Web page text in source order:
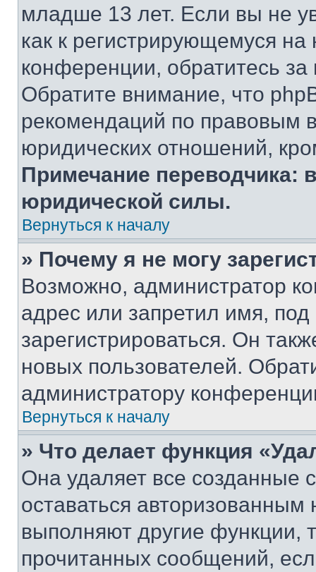
младше 13 лет. Если вы не
как к регистрирующемуся
конференции, обратитесь
Обратите внимание, что
рекомендаций по правовым
юридических отношений,
Примечание переводчика:
юридической силы.
Вернуться к началу
» Почему я не могу
Возможно, администратор
адрес или запретил имя,
зарегистрироваться. Он
новых пользователей.
администратору
Вернуться к началу
» Что делает функция
Она удаляет все созданные
оставаться
выполняют другие функции,
прочитанных сообщений,